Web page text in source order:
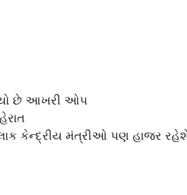
છે આખરી ઓપ
કેન્દ્રીય મંત્રીઓ પણ હાજર